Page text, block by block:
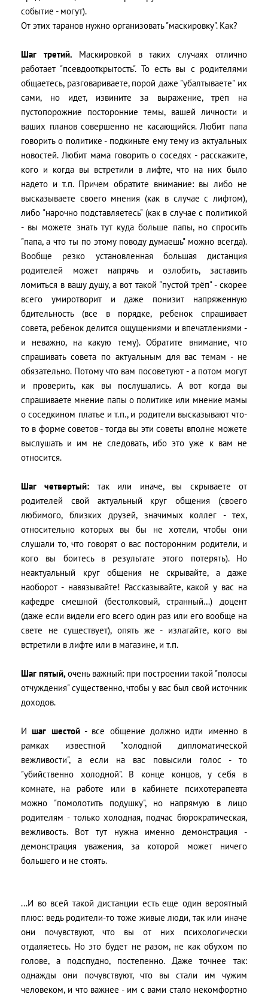
событие - могут).
От этих таранов нужно организовать "маскировку". Как?
Шаг третий. Маскировкой в таких случаях отлично
работает "псевдооткрытость". То есть вы с родителями
общаетесь, разговариваете, порой даже "убалтываете" их
сами, но идет, извините за выражение, трёп на
пустопорожние посторонние темы, вашей личности и
ваших планов совершенно не касающийся. Любит папа
говорить о политике - подкиньте ему тему из актуальных
новостей. Любит мама говорить о соседях - расскажите,
кого и когда вы встретили в лифте, что на них было
надето и т.п. Причем обратите внимание: вы либо не
высказываете своего мнения (как в случае с лифтом),
либо "нарочно подставляетесь" (как в случае с политикой
- вы можете знать тут куда больше папы, но спросить
"папа, а что ты по этому поводу думаешь" можно всегда).
Вообще резко установленная большая дистанция
родителей может напрячь и озлобить, заставить
ломиться в вашу душу, а вот такой "пустой трёп" - скорее
всего умиротворит и даже понизит напряженную
бдительность (все в порядке, ребенок спрашивает
совета, ребенок делится ощущениями и впечатлениями -
и неважно, на какую тему). Обратите внимание, что
спрашивать совета по актуальным для вас темам - не
обязательно. Потому что вам посоветуют - а потом могут
и проверить, как вы послушались. А вот когда вы
спрашиваете мнение папы о политике или мнение мамы
о соседкином платье и т.п., и родители высказывают что-
то в форме советов - тогда вы эти советы вполне можете
выслушать и им не следовать, ибо это уже к вам не
относится.
Шаг четвертый: так или иначе, вы скрываете от
родителей свой актуальный круг общения (своего
любимого, близких друзей, значимых коллег - тех,
относительно которых вы бы не хотели, чтобы они
слушали то, что говорят о вас посторонним родители, и
кого вы боитесь в результате этого потерять). Но
неактуальный круг общения не скрывайте, а даже
наоборот - навязывайте! Рассказывайте, какой у вас на
кафедре смешной (бестолковый, странный…) доцент
(даже если видели его всего один раз или его вообще на
свете не существует), опять же - излагайте, кого вы
встретили в лифте или в магазине, и т.п.
Шаг пятый, очень важный: при построении такой "полосы
отчуждения" существенно, чтобы у вас был свой источник
доходов.
Ишаг шестой- все общение должно идти именно в
рамках известной "холодной дипломатической
вежливости", а если на вас повысили голос - то
"убийственно холодной". В конце концов, у себя в
комнате, на работе или в кабинете психотерапевта
можно "помолотить подушку", но напрямую в лицо
родителям - только холодная, подчас бюрократическая,
вежливость. Вот тут нужна именно демонстрация -
демонстрация уважения, за которой может ничего
большего и не стоять.
...И во всей такой дистанции есть еще один вероятный
плюс: ведь родители-то тоже живые люди, так или иначе
они почувствуют, что вы от них психологически
отдаляетесь. Но это будет не разом, не как обухом по
голове, а подспудно, постепенно. Даже точнее так:
однажды они почувствуют, что вы стали им чужим
человеком, и что важнее - им с вами стало некомфортно